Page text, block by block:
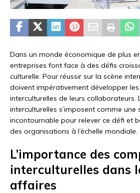
Dans un monde économique de plus
entreprises font face à des défis
culturelle. Pour réussir sur la scène
doivent impérativement développer
interculturelles de leurs collaborateurs.
interculturelles s’imposent comme une
incontournable pour relever ce défi et
des organisations à l’échelle mondiale.
L’importance des
interculturelles dans
affaires